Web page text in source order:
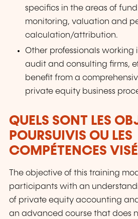
specifics in the areas of
monitoring, valuation and
calculation/attribution.
Other professionals working
audit and consulting firms,
benefit from a
private equity business
QUELS SONT LES
POURSUIVIS OU LES
COMPÉTENCES
The objective of this training
participants with an
of private equity accounting
an advanced course that does